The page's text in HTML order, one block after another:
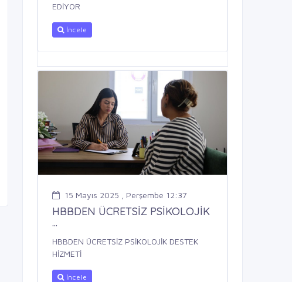
EDİYOR
İncele
15 Mayıs 2025 , Perşembe 12:37
HBBDEN ÜCRETSİZ PSİKOLOJİK
...
HBBDEN ÜCRETSİZ PSİKOLOJİK DESTEK
HİZMETİ
İncele